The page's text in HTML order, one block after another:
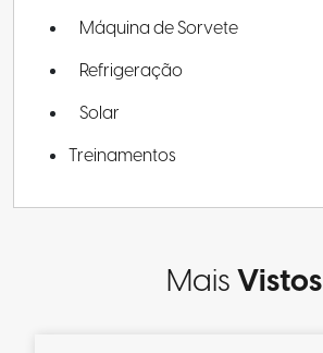
Máquina de Sorvete
Refrigeração
Solar
Treinamentos
MaisVistos